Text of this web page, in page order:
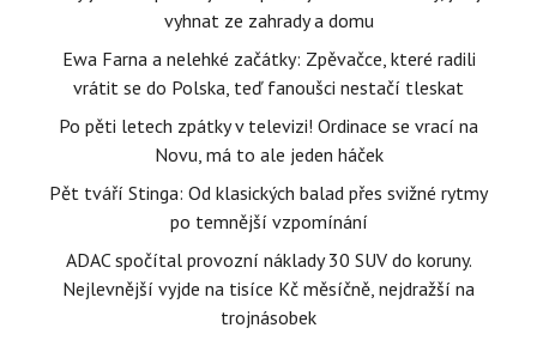
vyhnat ze zahrady a domu
Ewa Farna a nelehké začátky: Zpěvačce, které radili
vrátit se do Polska, teď fanoušci nestačí tleskat
Po pěti letech zpátky v televizi! Ordinace se vrací na
Novu, má to ale jeden háček
Pět tváří Stinga: Od klasických balad přes svižné rytmy
po temnější vzpomínání
ADAC spočítal provozní náklady 30 SUV do koruny.
Nejlevnější vyjde na tisíce Kč měsíčně, nejdražší na
trojnásobek